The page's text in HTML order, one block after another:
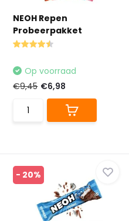
NEOH Repen
Probeerpakket
Op voorraad
€9,45 €6,98
- 20%